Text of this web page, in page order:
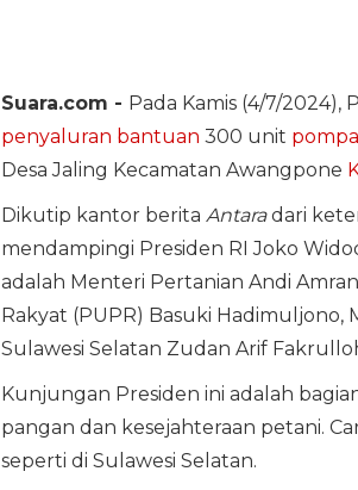
Suara.com - Pada Kamis (4/7/
penyaluran bantuan 300 unit pompa
Desa Jaling Kecamatan Awangpone
Dikutip kantor berita Antaradari
mendampingi Presiden RI Joko
adalah Menteri Pertanian Andi
Rakyat (PUPR) Basuki
Sulawesi Selatan Zudan Arif
Kunjungan Presiden ini adalah
pangan dan kesejahteraan petani.
seperti di Sulawesi Selatan.